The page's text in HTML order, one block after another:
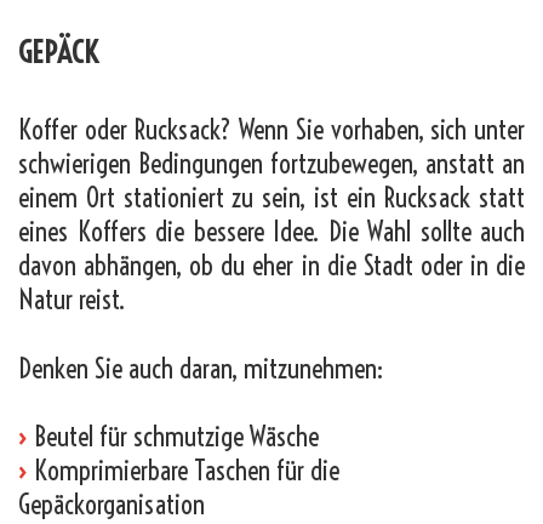
GEPÄCK
Koffer oder Rucksack? Wenn Sie vorhaben, sich unter
schwierigen Bedingungen fortzubewegen, anstatt an
einem Ort stationiert zu sein, ist ein Rucksack statt
eines Koffers die bessere Idee. Die Wahl sollte auch
davon abhängen, ob du eher in die Stadt oder in die
Natur reist.
Denken Sie auch daran, mitzunehmen:
› Beutel für schmutzige Wäsche
› Komprimierbare Taschen für die
Gepäckorganisation